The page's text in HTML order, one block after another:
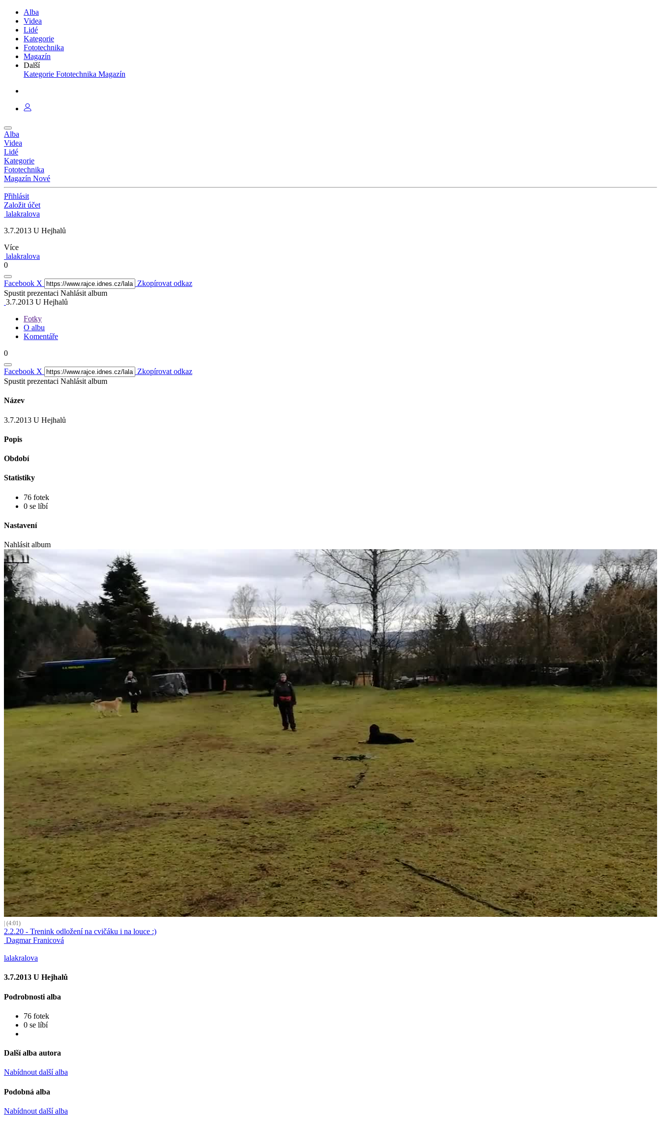
Alba
Videa
Lidé
Kategorie
Fototechnika
Magazín
Další
Kategorie Fototechnika Magazín
Alba
Videa
Lidé
Kategorie
Fototechnika
Magazín Nové
Přihlásit
Založit účet
lalakralova
3.7.2013 U Hejhalů
Více
lalakralova
0
Facebook X
Zkopírovat odkaz
Spustit prezentaci Nahlásit album
3.7.2013 U Hejhalů
Fotky
O albu
Komentáře
0
Facebook X
Zkopírovat odkaz
Spustit prezentaci Nahlásit album
Název
3.7.2013 U Hejhalů
Popis
Období
Statistiky
76 fotek
0 se líbí
Nastavení
Nahlásit album
| (4:01)
2.2.20 - Trenink odložení na cvičáku i na louce :)
Dagmar Franicová
lalakralova
3.7.2013 U Hejhalů
Podrobnosti alba
76 fotek
0 se líbí
Další alba autora
Nabídnout další alba
Podobná alba
Nabídnout další alba